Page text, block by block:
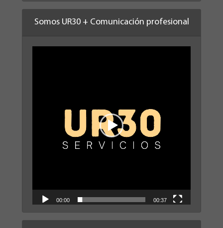
Somos UR30 + Comunicación profesional
00:00 00:37